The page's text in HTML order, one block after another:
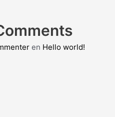
en Hello world!